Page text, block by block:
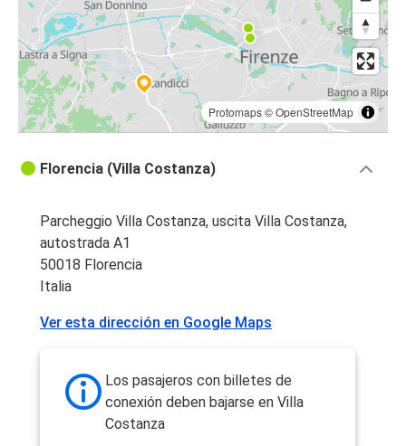
Protomaps©OpenStreetMap
Florencia (Villa Costanza)
Parcheggio Villa Costanza, uscita Villa Costanza,
autostrada A1
50018 Florencia
Italia
Ver esta dirección en Google Maps
Los pasajeros con billetes de
conexión deben bajarse en Villa
Costanza